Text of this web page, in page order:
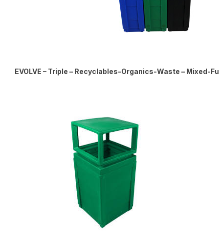
EVOLVE – Triple – Recyclables-Organics-Waste – Mixed-